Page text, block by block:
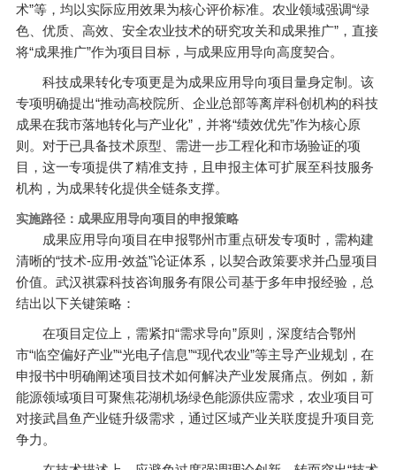
术”等，均以实际应用效果为核心评价标准。农业领域强调“绿
色、优质、高效、安全农业技术的研究攻关和成果推广”，直接
将“成果推广”作为项目目标，与成果应用导向高度契合。
科技成果转化专项更是为成果应用导向项目量身定制。该
专项明确提出“推动高校院所、企业总部等离岸科创机构的科技
成果在我市落地转化与产业化”，并将“绩效优先”作为核心原
则。对于已具备技术原型、需进一步工程化和市场验证的项
目，这一专项提供了精准支持，且申报主体可扩展至科技服务
机构，为成果转化提供全链条支撑。
实施路径：成果应用导向项目的申报策略
成果应用导向项目在申报鄂州市重点研发专项时，需构建
清晰的“技术-应用-效益”论证体系，以契合政策要求并凸显项目
价值。武汉祺霖科技咨询服务有限公司基于多年申报经验，总
结出以下关键策略：
在项目定位上，需紧扣“需求导向”原则，深度结合鄂州
市“临空偏好产业”“光电子信息”“现代农业”等主导产业规划，在
申报书中明确阐述项目技术如何解决产业发展痛点。例如，新
能源领域项目可聚焦花湖机场绿色能源供应需求，农业项目可
对接武昌鱼产业链升级需求，通过区域产业关联度提升项目竞
争力。